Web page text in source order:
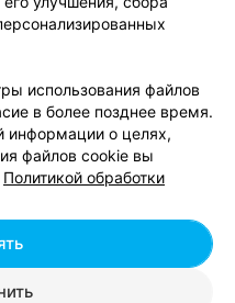
волос в Пинске
компанию
использования файлов
в более позднее время.
информации о целях,
файлов cookie вы
Политикой обработки